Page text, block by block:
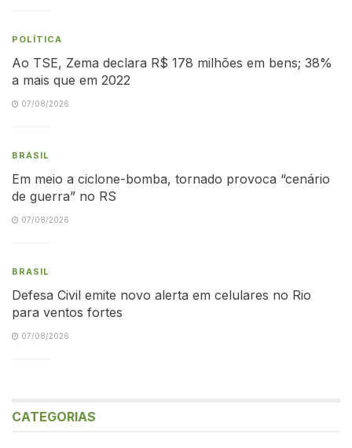
POLÍTICA
Ao TSE, Zema declara R$ 178 milhões em bens; 38%
a mais que em 2022
07/08/2026
BRASIL
Em meio a ciclone-bomba, tornado provoca “cenário
de guerra” no RS
07/08/2026
BRASIL
Defesa Civil emite novo alerta em celulares no Rio
para ventos fortes
07/08/2026
CATEGORIAS